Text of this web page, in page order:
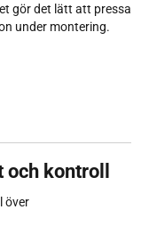
gör det lätt att pressa
under montering.
kontroll
över